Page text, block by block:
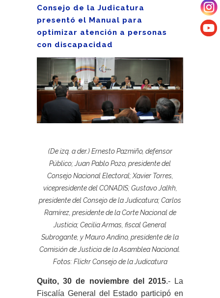
Consejo de la Judicatura
presentó el Manual para
optimizar atención a personas
con discapacidad
(De izq. a der.) Ernesto Pazmiño, defensor
Público; Juan Pablo Pozo, presidente del
Consejo Nacional Electoral; Xavier Torres,
vicepresidente del CONADIS; Gustavo Jalkh,
presidente del Consejo de la Judicatura; Carlos
Ramírez, presidente de la Corte Nacional de
Justicia; Cecilia Armas, fiscal General
Subrogante, y Mauro Andino, presidente de la
Comisión de Justicia de la Asamblea Nacional.
Fotos: Flickr Consejo de la Judicatura
Quito, 30 de noviembre del 2015.- La
Fiscalía General del Estado participó en